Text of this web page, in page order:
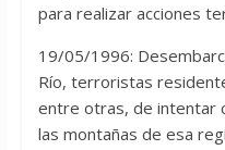
para realizar acciones
19/05/1996:
Río, terroristas
entre otras, de intentar
las montañas de esa